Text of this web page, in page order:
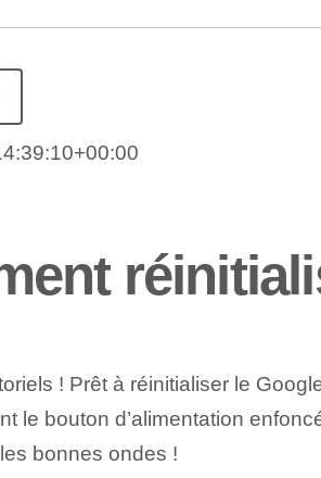
! Prêt à réinitialiser le
le bouton d’alimentation
bonnes ondes !